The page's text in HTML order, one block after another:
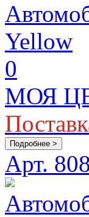
Yellow
0
МОЯ
Подробнее >
Арт.